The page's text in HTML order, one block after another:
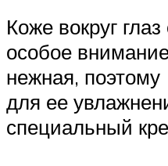
Коже вокруг
особое
нежная, поэтому
для ее
специальный